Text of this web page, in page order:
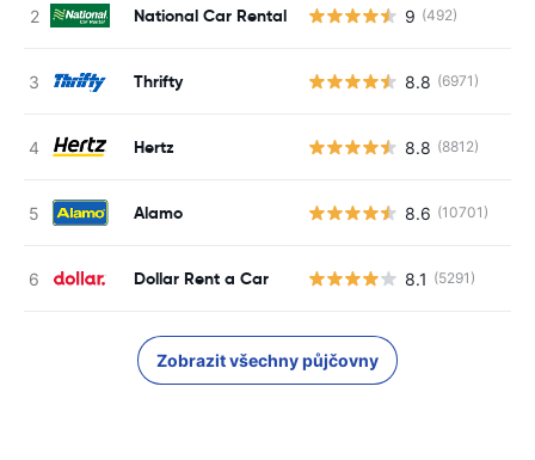
National Car Rental 9 (492)
Thrifty 8.8 (6971)
Hertz 8.8 (8812)
Alamo 8.6 (10701)
Dollar Rent a Car 8.1 (5291)
Zobrazit všechny půjčovny